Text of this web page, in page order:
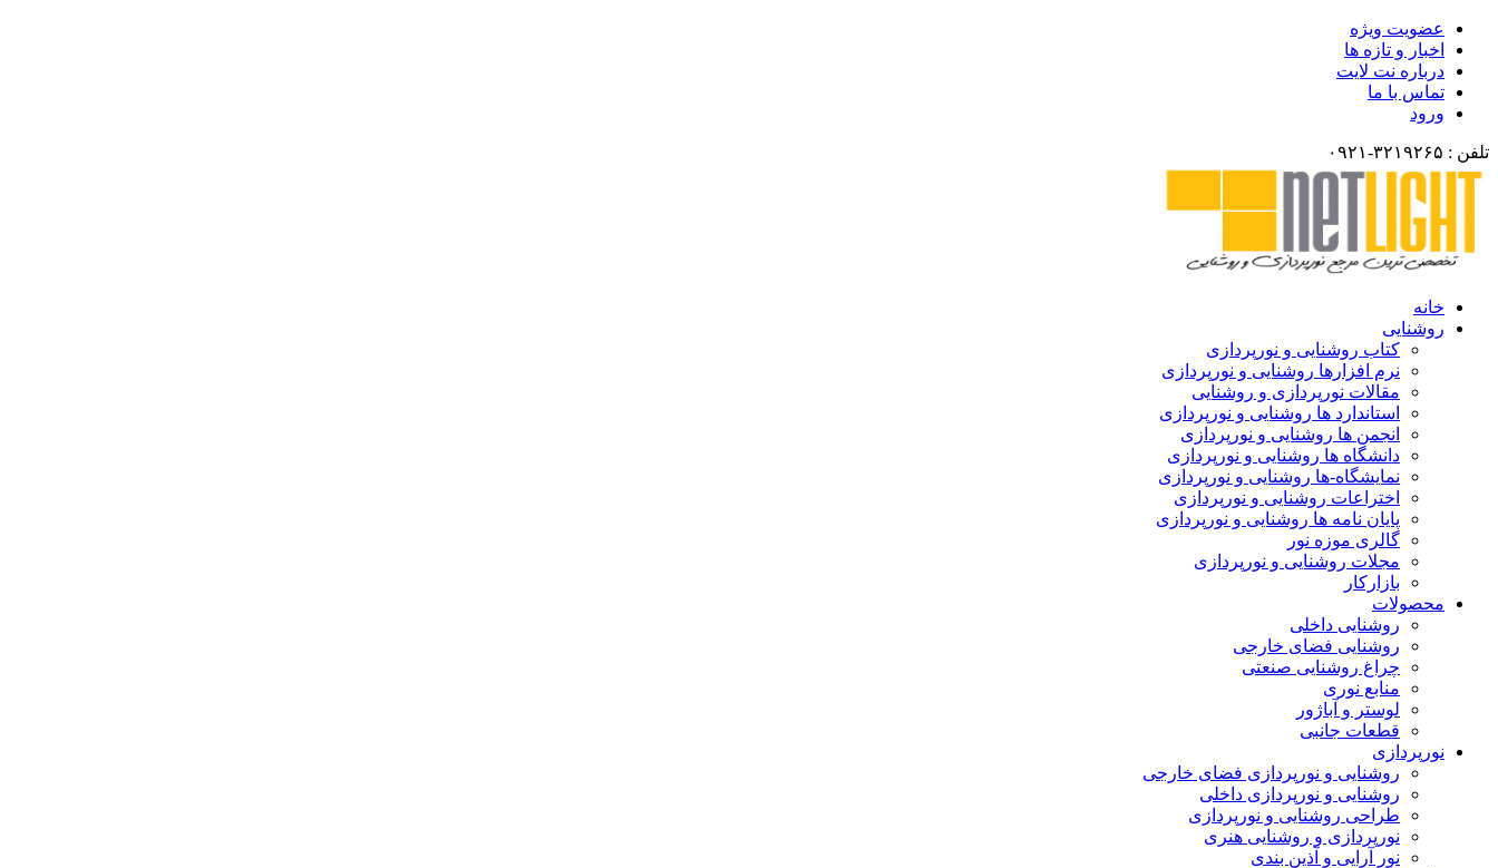
عضویت ویژه
اخبار و تازه ها
درباره نت لایت
تماس با ما
ورود
تلفن : ۳۲۱۹۲۶۵-۰۹۲۱
خانه
روشنایی
کتاب روشنایی و نورپردازی
نرم افزارها روشنایی و نورپردازی
مقالات نورپردازی و روشنایی
استاندارد ها روشنایی و نورپردازی
انجمن ها روشنایی و نورپردازی
دانشگاه ها روشنایی و نورپردازی
نمایشگاه-ها روشنایی و نورپردازی
اختراعات روشنایی و نورپردازی
پایان نامه ها روشنایی و نورپردازی
گالری موزه نور
مجلات روشنایی و نورپردازی
بازارکار
محصولات
روشنایی داخلی
روشنایی فضای خارجی
چراغ روشنایی صنعتی
منابع نوری
لوستر و آباژور
قطعات جانبی
نورپردازی
روشنایی و نورپردازی فضای خارجی
روشنایی و نورپردازی داخلی
طراحی روشنایی و نورپردازی
نورپردازی و روشنایی هنری
نور آرایی و آذین بندی